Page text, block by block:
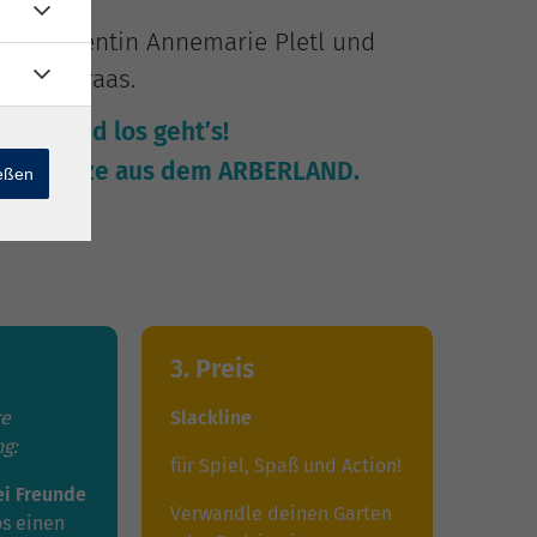
Annemarie Pletl und
Kraas.
an und los geht’s!
aus dem ARBERLAND.
Freunde
einen
3. Preis
Slackline
für Spiel, Spaß und Action!
Verwandle deinen Garten